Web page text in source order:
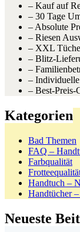
– Kauf auf
– 30 Tage
– Absolute
– Riesen
– XXL
– Blitz-
–
–
– Best-Preis-
Kategorien
Bad Themen
FAQ –
Farbqualität
Handtuch –
Handtücher
Neueste